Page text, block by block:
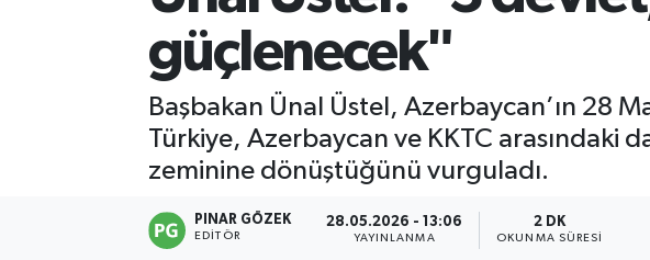
güçlenecek"
Başbakan Ünal Üstel, Azerbaycan’ın 28
Türkiye, Azerbaycan ve KKTC arasındaki
zeminine dönüştüğünü vurguladı.
PINAR GÖZEK
EDITÖR
28.05.2026 - 13:06
YAYINLANMA
2 DK
OKUNMA SÜRESI